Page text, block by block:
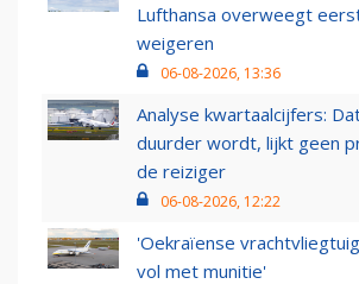
Lufthansa overweegt
weigeren
06-08-2026, 13:36
Analyse kwartaalcijfers:
duurder wordt, lijkt geen
de reiziger
06-08-2026, 12:22
'Oekraïense
vol met munitie'